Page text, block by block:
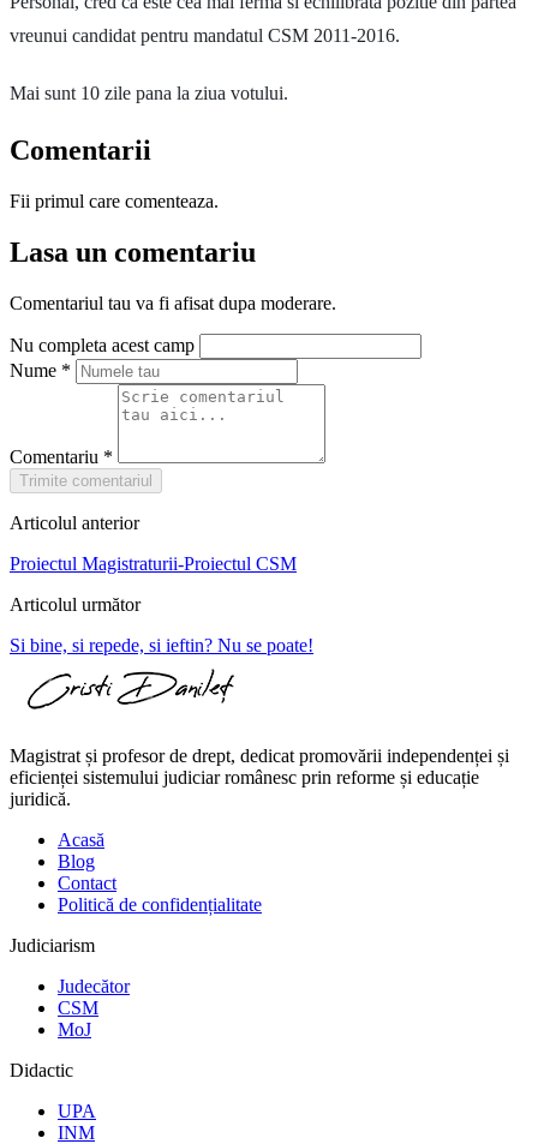
vreunui candidat pentru mandatul CSM 2011-2016.
Mai sunt 10 zile pana la ziua votului.
Comentarii
Fii primul care comenteaza.
Lasa un comentariu
Comentariul tau va fi afisat dupa moderare.
Nu completa acest camp
Nume *
Comentariu *
Trimite comentariul
Articolul anterior
Proiectul Magistraturii-Proiectul CSM
Articolul următor
Si bine, si repede, si ieftin? Nu se poate!
Magistrat și profesor de drept, dedicat promovării independenței și
eficienței sistemului judiciar românesc prin reforme și educație
juridică.
Acasă
Blog
Contact
Politică de confidențialitate
Judiciarism
Judecător
CSM
MoJ
Didactic
UPA
INM